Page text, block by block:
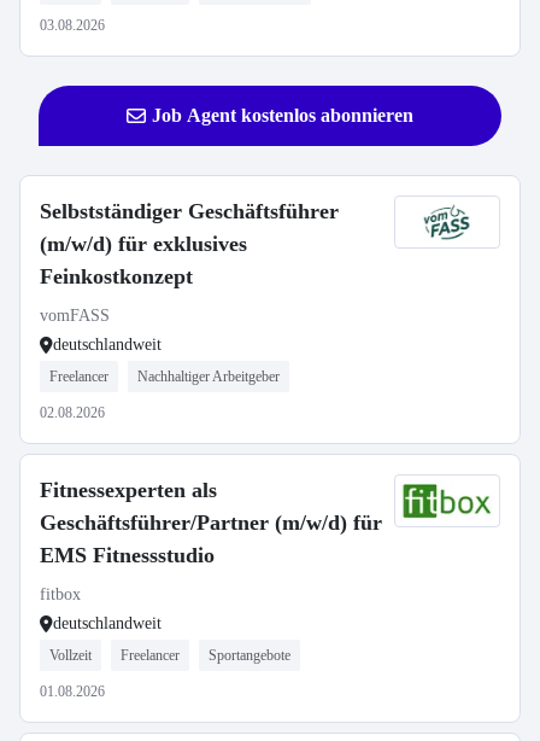
03.08.2026
Job Agent kostenlos abonnieren
Selbstständiger Geschäftsführer
(m/w/d) für exklusives
Feinkostkonzept
vomFASS
deutschlandweit
Freelancer Nachhaltiger Arbeitgeber
02.08.2026
Fitnessexperten als
Geschäftsführer/Partner (m/w/d) für
EMS Fitnessstudio
fitbox
deutschlandweit
Vollzeit Freelancer Sportangebote
01.08.2026